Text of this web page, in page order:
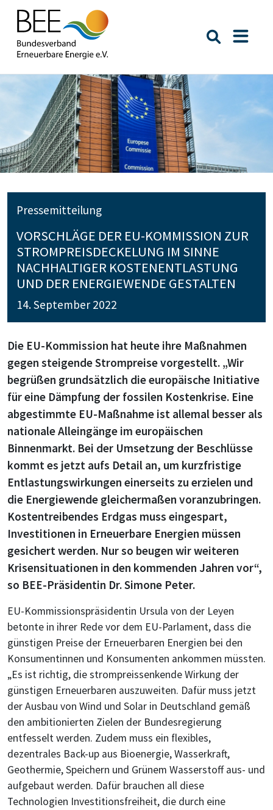
Suche
Pressemitteilung
VORSCHLÄGE DER EU-KOMMISSION ZUR
STROMPREISDECKELUNG IM SINNE
NACHHALTIGER KOSTENENTLASTUNG
UND DER ENERGIEWENDE GESTALTEN
14. September 2022
Die EU-Kommission hat heute ihre Maßnahmen
gegen steigende Strompreise vorgestellt. „Wir
begrüßen grundsätzlich die europäische Initiative
für eine Dämpfung der fossilen Kostenkrise. Eine
abgestimmte EU-Maßnahme ist allemal besser als
nationale Alleingänge im europäischen
Binnenmarkt. Bei der Umsetzung der Beschlüsse
kommt es jetzt aufs Detail an, um kurzfristige
Entlastungswirkungen einerseits zu erzielen und
die Energiewende gleichermaßen voranzubringen.
Kostentreibendes Erdgas muss eingespart,
Investitionen in Erneuerbare Energien müssen
gesichert werden. Nur so beugen wir weiteren
Krisensituationen in den kommenden Jahren vor“,
so BEE-Präsidentin Dr. Simone Peter.
EU-Kommissionspräsidentin Ursula von der Leyen
betonte in ihrer Rede vor dem EU-Parlament, dass die
günstigen Preise der Erneuerbaren Energien bei den
Konsumentinnen und Konsumenten ankommen müssten.
„Es ist richtig, die strompreissenkende Wirkung der
günstigen Erneuerbaren auszuweiten. Dafür muss jetzt
der Ausbau von Wind und Solar in Deutschland gemäß
den ambitionierten Zielen der Bundesregierung
entfesselt werden. Zudem muss ein flexibles,
dezentrales Back-up aus Bioenergie, Wasserkraft,
Geothermie, Speichern und Grünem Wasserstoff aus- und
aufgebaut werden. Dafür brauchen all diese
Technologien Investitionsfreiheit, die durch eine